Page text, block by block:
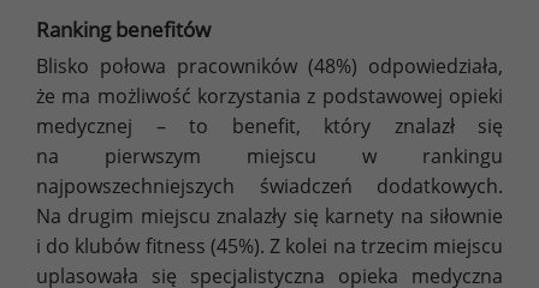
Ranking benefitów
Blisko połowa pracowników (48%) odpowiedziała,
że ma możliwość korzystania z podstawowej opieki
medycznej – to benefit, który znalazł się
na pierwszym miejscu w rankingu
najpowszechniejszych świadczeń dodatkowych.
Na drugim miejscu znalazły się karnety na siłownie
i do klubów fitness (45%). Z kolei na trzecim miejscu
uplasowała się specjalistyczna opieka medyczna